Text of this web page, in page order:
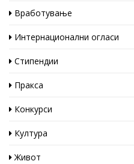
Вработување
Интернационални огласи
Стипендии
Пракса
Конкурси
Култура
Живот